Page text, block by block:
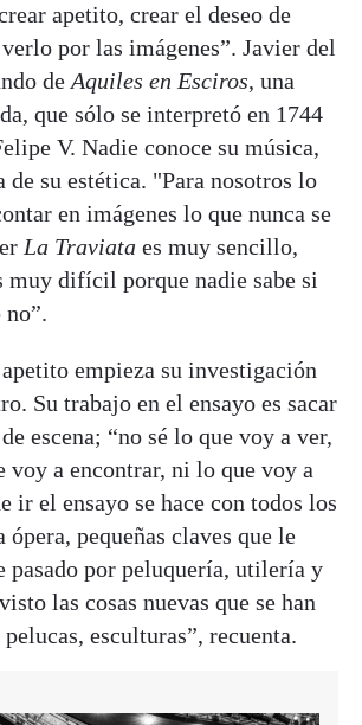
apetito, crear el deseo de
por las imágenes”. Javier del
de Aquiles en Esciros, una
que sólo se interpretó en 1744
V. Nadie conoce su música,
de su estética. "Para nosotros lo
en imágenes lo que nunca se
La Traviata es muy sencillo,
muy difícil porque nadie sabe si
no”.
empieza su investigación
Su trabajo en el ensayo es sacar
escena; “no sé lo que voy a ver,
voy a encontrar, ni lo que voy a
ir el ensayo se hace con todos los
ópera, pequeñas claves que le
pasado por peluquería, utilería y
las cosas nuevas que se han
esculturas”, recuenta.